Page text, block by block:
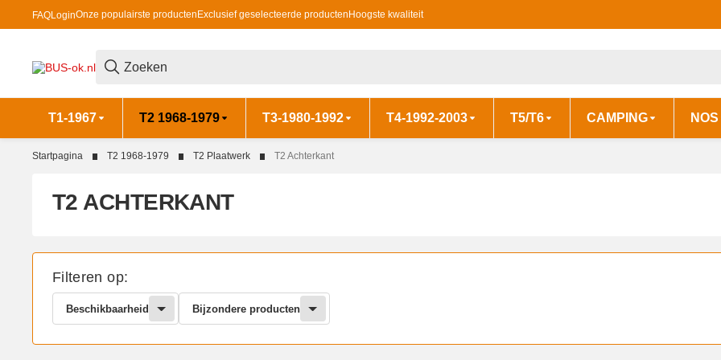
FAQLoginOnze populairste producten Exclusief geselecteerde producten Hoogste kwaliteit
T1-1967 T2 1968-1979 T3-1980-1992 T4-1992-2003 T5/T6 CAMPING NOS
Startpagina T2 1968-1979 T2 Plaatwerk T2 Achterkant
T2 ACHTERKANT
Filteren op:
Beschikbaarheid Bijzondere producten